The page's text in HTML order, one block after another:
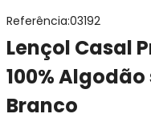
Referência:03192
Lençol Casal
100%
Branco